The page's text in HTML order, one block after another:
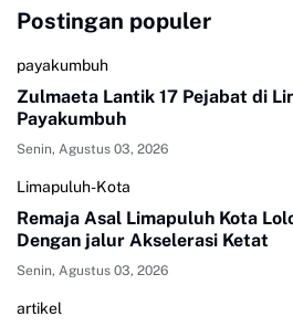
Postingan populer
payakumbuh
Zulmaeta Lantik 17 Pejabat di
Payakumbuh
Senin, Agustus 03, 2026
Limapuluh-Kota
Remaja Asal Limapuluh Kota
Dengan jalur Akselerasi Ketat
Senin, Agustus 03, 2026
artikel